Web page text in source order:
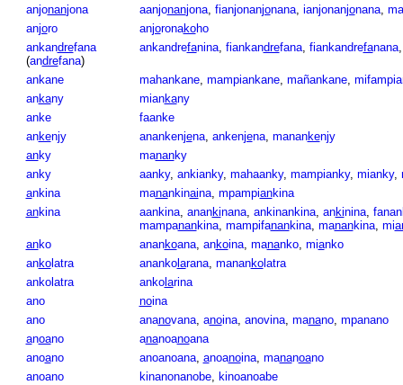
anjonanjona aanjonanjona, fianjonanjonana, ianjonanjonana,
anjoro anjoronakoho
ankandrefana
(andrefana)
ankandrefanina, fiankandrefana, fiankandrefanana
ankane mahankane, mampiankane, mañankane,
ankany miankany
anke
faanke
ankenjy anankenjena, ankenjena, manankenjy
anky mananky
anky
aanky, ankianky, mahaanky, mampianky, mianky,
ankina manankinaina, mpampiankina
ankina aankina, anankinana, ankinankina, ankinina,
mampanankina, mampifanankina, manankina, mi
anko anankoana, ankoina, mananko, mianko
ankolatra anankolarana, manankolatra
ankolatra
ankolarina
ano
noina
ano
ananovana, anoina, anovina, manano, mpanano
anoano ananoanoana
anoano anoanoana, anoanoina, mananoano
anoano
kinanonanobe, kinoanoabe